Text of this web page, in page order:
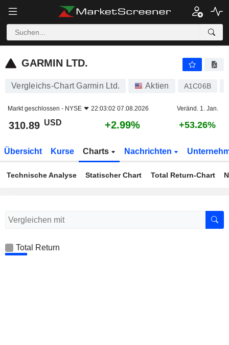
GARMIN LTD.
GARMIN LTD.
Vergleichs-Chart Garmin Ltd. Aktien A1C06B
Markt geschlossen - NYSE 22:03:02 07.08.2026 Veränd. 1. Jan.
310.89 USD +2.99% +53.26%
Übersicht Kurse Charts Nachrichten
Technische Analyse Statischer Chart Total Return-Chart
Total Return